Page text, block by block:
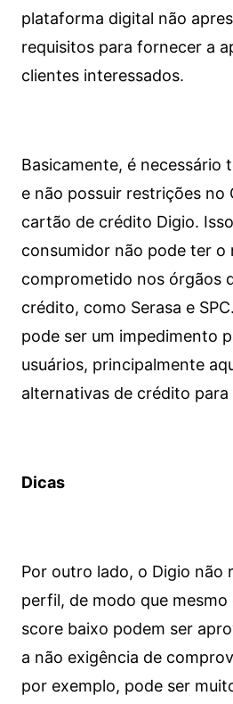
plataforma digital não
requisitos para fornecer a
clientes interessados.
Basicamente, é necessário
e não possuir restrições no
cartão de crédito Digio.
consumidor não pode ter o
comprometido nos órgãos
crédito, como Serasa e
pode ser um impedimento
usuários, principalmente
alternativas de crédito
Dicas
Por outro lado, o Digio não
perfil, de modo que
score baixo podem ser
a não exigência de
por exemplo, pode ser